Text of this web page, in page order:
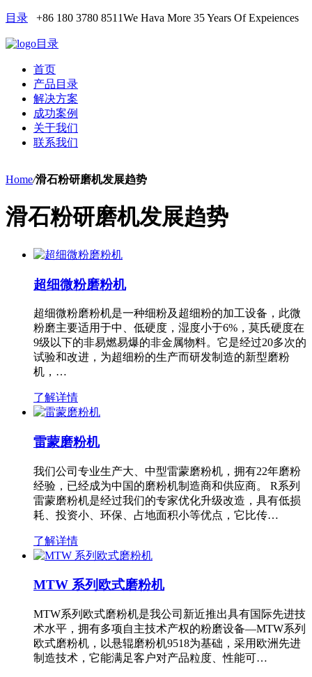
目录 +86 180 3780 8511We Hava More 35 Years Of Expeiences
目录
首页
产品目录
解决方案
成功案例
关于我们
联系我们
Home/滑石粉研磨机发展趋势
滑石粉研磨机发展趋势
超细微粉磨粉机
超细微粉磨粉机是一种细粉及超细粉的加工设备，此微
粉磨主要适用于中、低硬度，湿度小于6%，莫氏硬度在
9级以下的非易燃易爆的非金属物料。它是经过20多次的
试验和改进，为超细粉的生产而研发制造的新型磨粉
机，…
了解详情
雷蒙磨粉机
我们公司专业生产大、中型雷蒙磨粉机，拥有22年磨粉
经验，已经成为中国的磨粉机制造商和供应商。 R系列
雷蒙磨粉机是经过我们的专家优化升级改造，具有低损
耗、投资小、环保、占地面积小等优点，它比传…
了解详情
MTW 系列欧式磨粉机
MTW系列欧式磨粉机是我公司新近推出具有国际先进技
术水平，拥有多项自主技术产权的粉磨设备—MTW系列
欧式磨粉机，以悬辊磨粉机9518为基础，采用欧洲先进
制造技术，它能满足客户对产品粒度、性能可…